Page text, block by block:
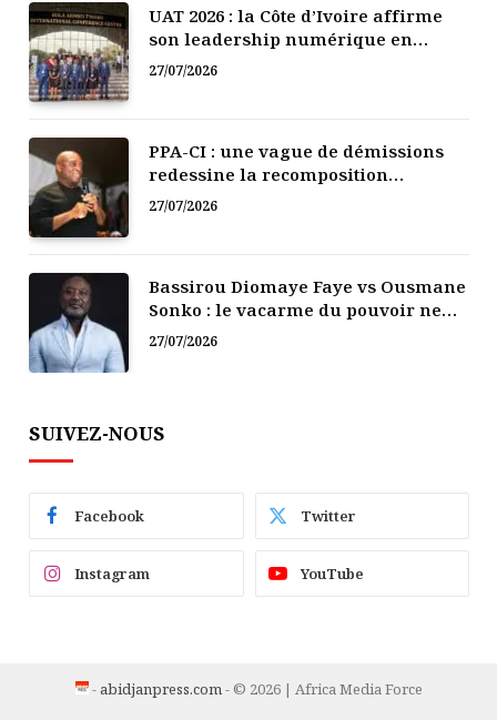
UAT 2026 : la Côte d’Ivoire affirme
son leadership numérique en
Afrique
27/07/2026
PPA-CI : une vague de démissions
redessine la recomposition
politique
27/07/2026
Bassirou Diomaye Faye vs Ousmane
Sonko : le vacarme du pouvoir ne
doit pas faire oublier les liens de la
27/07/2026
SUIVEZ-NOUS
Facebook Twitter
Instagram YouTube
- abidjanpress.com- © 2026 | Africa Media Force